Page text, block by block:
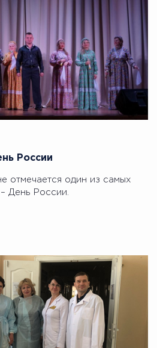
России
отмечается один из самых
День России.